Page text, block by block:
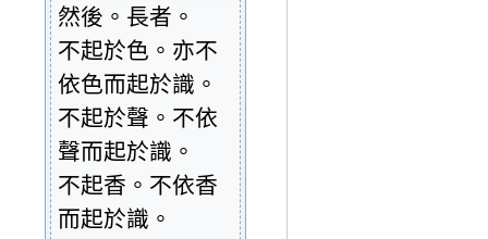
然後。長者。
不起於色。亦不
依色而起於識。
不起於聲。不依
聲而起於識。
不起香。不依香
而起於識。